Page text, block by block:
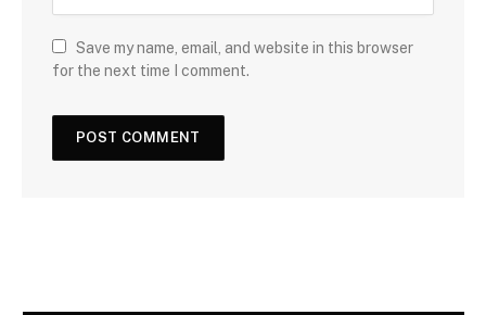
Save my name, email, and website in this browser
for the next time I comment.